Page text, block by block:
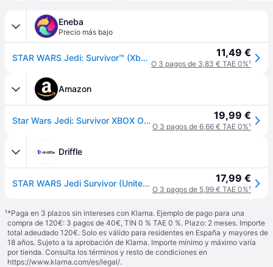
Eneba
Precio más bajo
STAR WARS Jedi: Survivor™ (Xbox One) Xbox Live Key UNITED STATES 11,49 €
O 3 pagos de 3,83 € TAE 0%¹
Amazon
Star Wars Jedi: Survivor XBOX ONE | Videojuegos | Castellano 19,99 €
O 3 pagos de 6,66 € TAE 0%¹
Driffle
STAR WARS Jedi Survivor (United States) (Xbox One) - Xbox Live - Digital Key 17,99 €
O 3 pagos de 5,99 € TAE 0%¹
¹*Paga en 3 plazos sin intereses con Klarna. Ejemplo de pago para una
compra de 120€: 3 pagos de 40€, TIN 0 % TAE 0 %. Plazo: 2 meses. Importe
total adeudado 120€. Solo es válido para residentes en España y mayores de
18 años. Sujeto a la aprobación de Klarna. Importe mínimo y máximo varía
por tienda. Consulta los términos y resto de condiciones en
https://www.klarna.com/es/legal/.